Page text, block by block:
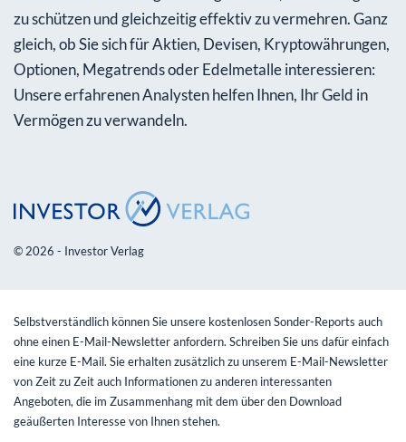
zu schützen und gleichzeitig effektiv zu vermehren. Ganz
gleich, ob Sie sich für Aktien, Devisen, Kryptowährungen,
Optionen, Megatrends oder Edelmetalle interessieren:
Unsere erfahrenen Analysten helfen Ihnen, Ihr Geld in
Vermögen zu verwandeln.
© 2026 - Investor Verlag
Selbstverständlich können Sie unsere kostenlosen Sonder-Reports auch
ohne einen E-Mail-Newsletter anfordern. Schreiben Sie uns dafür einfach
eine kurze E-Mail. Sie erhalten zusätzlich zu unserem E-Mail-Newsletter
von Zeit zu Zeit auch Informationen zu anderen interessanten
Angeboten, die im Zusammenhang mit dem über den Download
geäußerten Interesse von Ihnen stehen.